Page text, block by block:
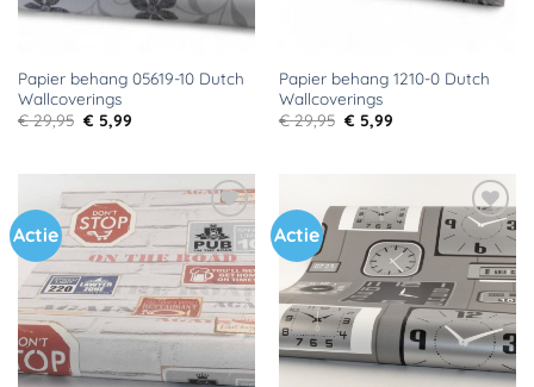
Papier behang 05619-10 Dutch
Wallcoverings
€29,95 Oorspronkelijke
prijs
€ 5,99Huidige
Papier behang 1210-0 Dutch
Wallcoverings
€29,95 Oorspronkelijke
prijs
€ 5,99Huidige
Actie
Toevoegen
aan
verlanglijst
Actie
Toevoegen
aan
verlanglijst